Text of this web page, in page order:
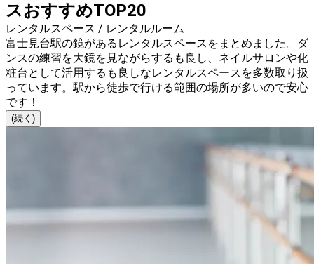
スおすすめTOP20
レンタルスペース / レンタルルーム
富士見台駅の鏡があるレンタルスペースをまとめました。ダ
ンスの練習を大鏡を見ながらするも良し、ネイルサロンや化
粧台として活用するも良しなレンタルスペースを多数取り扱
っています。駅から徒歩で行ける範囲の場所が多いので安心
です！
(続く)